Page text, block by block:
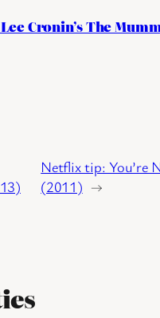
Cronin’s The
Netflix tip: You’re
(2011) →